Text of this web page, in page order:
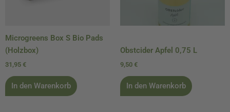
Microgreens Box S Bio Pads
(Holzbox)
31,95 €
In den Warenkorb
Obstcider Apfel 0,75 L
9,50 €
In den Warenkorb